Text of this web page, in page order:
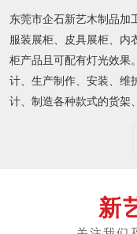
东莞市企石新艺木制品加
服装展柜、皮具展柜、内
柜产品且可配有灯光效果
计、生产制作、安装、维
计、制造各种款式的货架